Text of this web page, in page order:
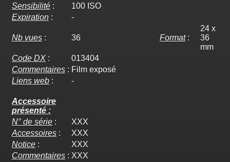
Sensibilité :
100 ISO
Expiration : -
Nb vues : 36 Format:
24 x
36
mm
Code DX :
013404
Commentaires : Film exposé
Liens web : -
Accessoire
présenté :
N° de série :
XXX
Accessoires :
XXX
Notice :
XXX
Commentaires : XXX